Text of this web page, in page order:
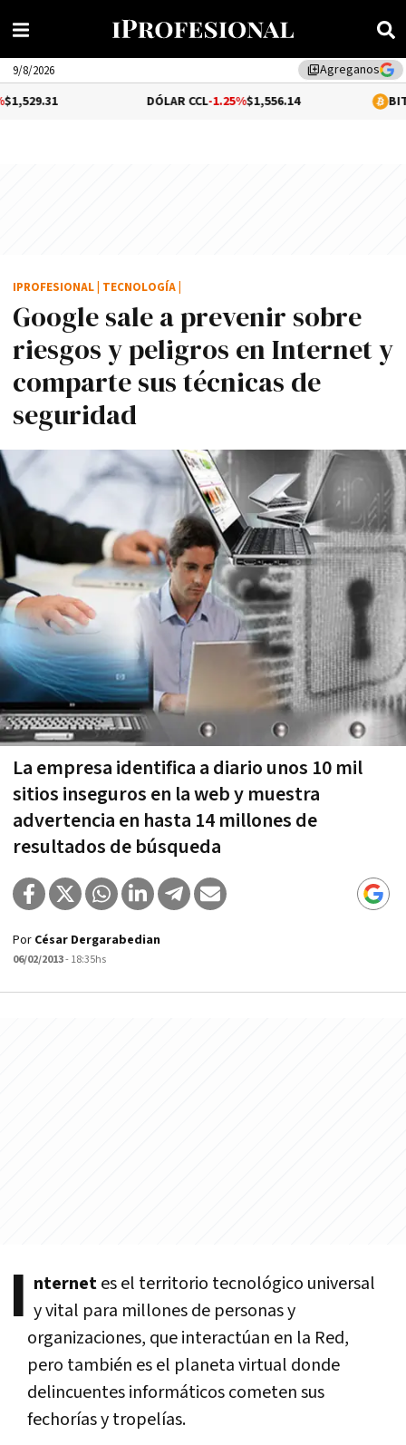
library_addAgreganos
9/8/2026
-1.25%$1,556.14 0.69%
Google sale a prevenir sobre
riesgos y peligros en Internet y
comparte sus técnicas de
seguridad
La empresa identifica a diario unos 10 mil
sitios inseguros en la web y muestra
advertencia en hasta 14 millones de
resultados de búsqueda
IPROFESIONAL TECNOLOGÍA
Por César Dergarabedian
06/02/2013- 18:35hs
I nternetes el territorio tecnológico universal
y vital para millones de personas y
organizaciones, que interactúan en la Red,
pero también es el planeta virtual donde
delincuentes informáticos cometen sus
fechorías y tropelías.